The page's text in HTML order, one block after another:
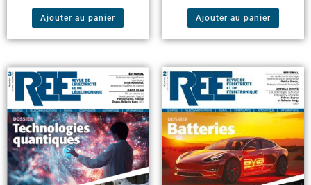
Ajouter au panier Ajouter au panier